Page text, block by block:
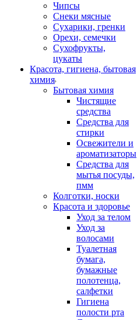
Чипсы
Снеки мясные
Сухарики, гренки
Орехи, семечки
Сухофрукты,
цукаты
Красота, гигиена, бытовая
химия
Бытовая химия
Чистящие
средства
Средства для
стирки
Освежители и
ароматизаторы
Средства для
мытья посуды,
пмм
Колготки, носки
Красота и здоровье
Уход за телом
Уход за
волосами
Туалетная
бумага,
бумажные
полотенца,
салфетки
Гигиена
полости рта